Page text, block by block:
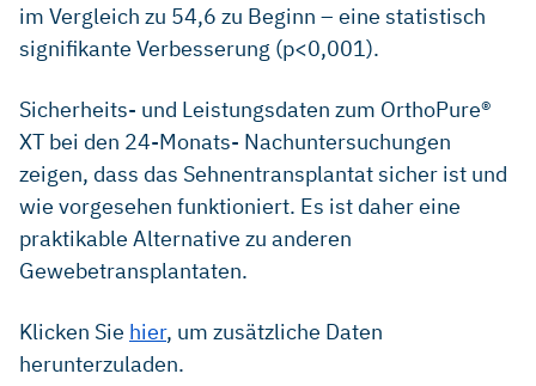
im Vergleich zu 54,6 zu Beginn – eine statistisch
signifikante Verbesserung (p<0,001).
Sicherheits- und Leistungsdaten zum OrthoPure®
XT bei den 24-Monats- Nachuntersuchungen
zeigen, dass das Sehnentransplantat sicher ist und
wie vorgesehen funktioniert. Es ist daher eine
praktikable Alternative zu anderen
Gewebetransplantaten.
Klicken Sie hier, um zusätzliche Daten
herunterzuladen.